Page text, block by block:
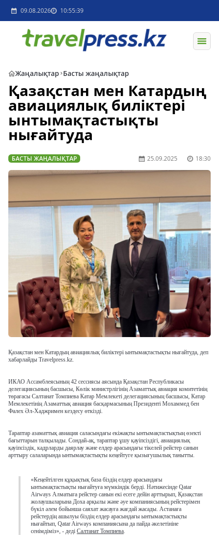
09.08.2026 10:55:39
Жаңалықтар Басты жаңалықтар
Қазақстан мен Катардың
авиациялық биліктері
ынтымақтастықты
нығайтуда
БАСТЫ ЖАҢАЛЫҚТАР 25.09.2025 18:30
Қазақстан мен Катардың авиациялық биліктері ынтымақтастықты нығайтуда, деп
хабарлайды Travelpress.kz.
ИКАО Ассамблеясының 42 сессиясы аясында Қазақстан Республикасы
делегациясының басшысы, Көлік министрлігінің Азаматтық авиация комитетінің
төрағасы Салтанат Томпиева Катар Мемлекеті делегациясының басшысы, Катар
Мемлекетінің Азаматтық авиация басқармасының Президенті Мохаммед бен
Фалех Әл-Хаджримен кездесу өткізді.
Тараптар азаматтық авиация саласындағы екіжақты ынтымақтастықтың өзекті
бағыттарын талқылады. Сондай-ақ, тараптар ұшу қауіпсіздігі, авиациялық
қауіпсіздік, кадрларды даярлау және елдер арасындағы тікелей рейстер санын
арттыру салаларында ынтымақтастықты кеңейтуге қызығушылық танытты.
«Кеңейтілген құқықтық база біздің елдер арасындағы
ынтымақтастықты нығайтуға мүмкіндік берді. Нәтижесінде Qatar
Airways Алматыға рейстер санын екі есеге дейін арттырып, Қазақстан
жолаушыларына Доха арқылы және әуе компаниясының рейстерімен
бүкіл әлем бойынша саяхат жасауға жағдай жасады. Астанаға
рейстердің ашылуы біздің елдер арасындағы ынтымақтастықты
нығайтып, Qatar Airways компаниясына да пайда әкелетініне
сенімдіміз», - деді Салтанат Томпиева.